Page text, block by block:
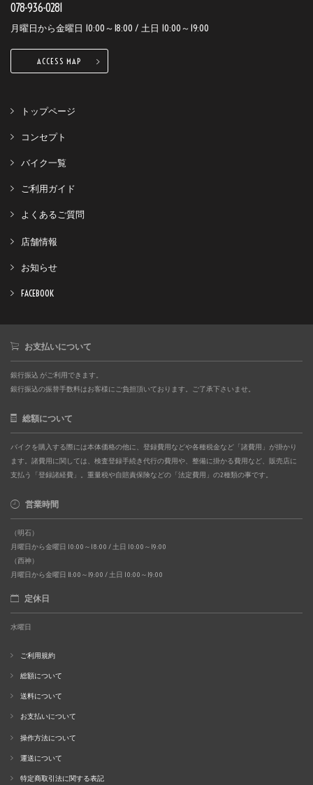
078-936-0281
月曜日から金曜日 10:00～18:00 / 土日 10:00～19:00
ACCESS MAP
トップページ
コンセプト
バイク一覧
ご利用ガイド
よくあるご質問
店舗情報
お知らせ
FACEBOOK
お支払いについて
銀行振込 がご利用できます。
銀行振込の振替手数料はお客様にご負担頂いております。ご了承下さいませ。
総額について
バイクを購入する際には本体価格の他に、登録費用などや各種税金など「諸費用」が掛かり
ます。諸費用に関しては、検査登録手続き代行の費用や、整備に掛かる費用など、販売店に
支払う「登録諸経費」。重量税や自賠責保険などの「法定費用」の2種類の事です。
営業時間
（明石）
月曜日から金曜日 10:00～18:00 / 土日 10:00～19:00
（西神）
月曜日から金曜日 11:00～19:00 / 土日 10:00～19:00
定休日
水曜日
ご利用規約
総額について
送料について
お支払いについて
操作方法について
運送について
特定商取引法に関する表記